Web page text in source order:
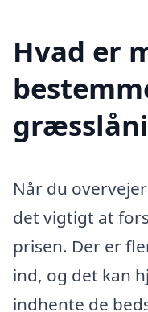
Hvad er
Når du
det vigtigt at
prisen. Der er
ind, og det kan
indhente de